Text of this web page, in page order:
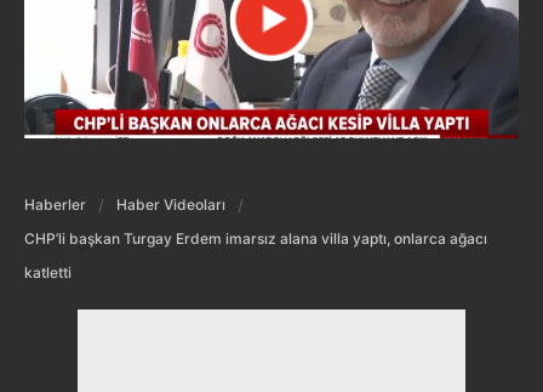
Haberler
Haber Videoları
CHP’li başkan Turgay Erdem imarsız alana villa yaptı, onlarca ağacı
katletti